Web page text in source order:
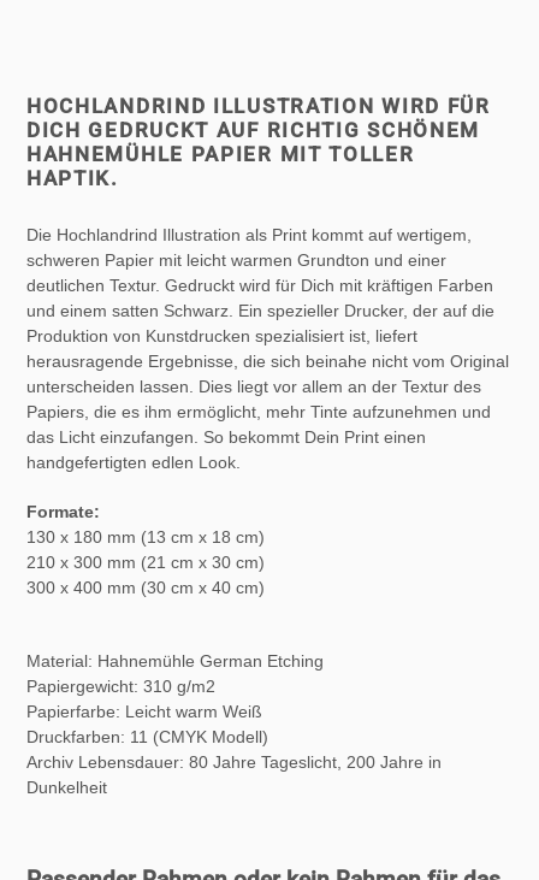
HOCHLANDRIND ILLUSTRATION WIRD FÜR
DICH GEDRUCKT AUF RICHTIG SCHÖNEM
HAHNEMÜHLE PAPIER MIT TOLLER
HAPTIK.
Die Hochlandrind Illustration als Print kommt auf wertigem,
schweren Papier mit leicht warmen Grundton und einer
deutlichen Textur. Gedruckt wird für Dich mit kräftigen Farben
und einem satten Schwarz. Ein spezieller Drucker, der auf die
Produktion von Kunstdrucken spezialisiert ist, liefert
herausragende Ergebnisse, die sich beinahe nicht vom Original
unterscheiden lassen. Dies liegt vor allem an der Textur des
Papiers, die es ihm ermöglicht, mehr Tinte aufzunehmen und
das Licht einzufangen. So bekommt Dein Print einen
handgefertigten edlen Look.
Formate:
130 x 180 mm (13 cm x 18 cm)
210 x 300 mm (21 cm x 30 cm)
300 x 400 mm (30 cm x 40 cm)
Material: Hahnemühle German Etching
Papiergewicht: 310 g/m2
Papierfarbe: Leicht warm Weiß
Druckfarben: 11 (CMYK Modell)
Archiv Lebensdauer: 80 Jahre Tageslicht, 200 Jahre in
Dunkelheit